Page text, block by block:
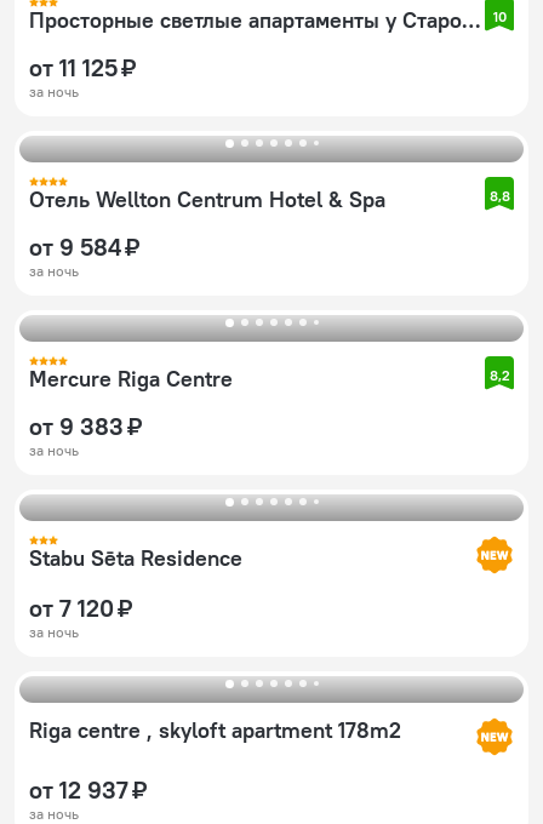
Просторные светлые апартаменты у Старого города 10
от 11 125 ₽
за ночь
Отель Wellton Centrum Hotel & Spa 8,8
от 9 584 ₽
за ночь
Mercure Riga Centre 8,2
от 9 383 ₽
за ночь
Stabu Sēta Residence
от 7 120 ₽
за ночь
Riga centre , skyloft apartment 178m2
от 12 937 ₽
за ночь